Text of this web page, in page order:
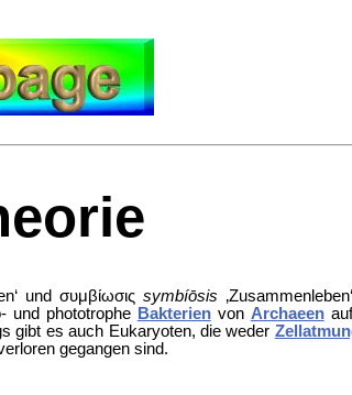
und συμβίωσις symbíōsis
und phototrophe Bakterienvon Archaeen
gibt es auch Eukaryoten, die weder
gegangen sind.